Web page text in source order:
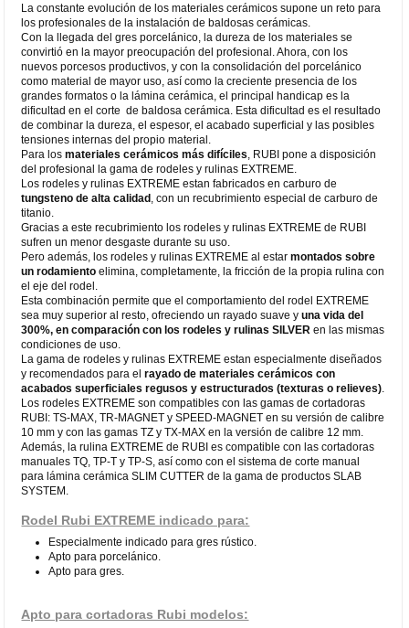
La constante evolución de los materiales cerámicos supone un reto para
los profesionales de la instalación de baldosas cerámicas.
Con la llegada del gres porcelánico, la dureza de los materiales se
convirtió en la mayor preocupación del profesional. Ahora, con los
nuevos porcesos productivos, y con la consolidación del porcelánico
como material de mayor uso, así como la creciente presencia de los
grandes formatos o la lámina cerámica, el principal handicap es la
dificultad en el corte de baldosa cerámica. Esta dificultad es el resultado
de combinar la dureza, el espesor, el acabado superficial y las posibles
tensiones internas del propio material.
Para losmateriales cerámicos más difíciles , RUBI pone a disposición
del profesional la gama de rodeles y rulinas EXTREME.
Los rodeles y rulinas EXTREME estan fabricados en carburo de
tungsteno de alta calidad , con un recubrimiento especial de carburo de
titanio.
Gracias a este recubrimiento los rodeles y rulinas EXTREME de RUBI
sufren un menor desgaste durante su uso.
Pero además, los rodeles y rulinas EXTREME al estarmontados sobre
un rodamiento elimina, completamente, la fricción de la propia rulina con
el eje del rodel.
Esta combinación permite que el comportamiento del rodel EXTREME
sea muy superior al resto, ofreciendo un rayado suave yuna vida del
300%, en comparación con los rodeles y rulinas SILVER en las mismas
condiciones de uso.
La gama de rodeles y rulinas EXTREME estan especialmente diseñados
y recomendados para elrayado de materiales cerámicos con
acabados superficiales regusos y estructurados (texturas o relieves)
Los rodeles EXTREME son compatibles con las gamas de cortadoras
RUBI: TS-MAX, TR-MAGNET y SPEED-MAGNET en su versión de calibre
10 mm y con las gamas TZ y TX-MAX en la versión de calibre 12 mm.
Además, la rulina EXTREME de RUBI es compatible con las cortadoras
manuales TQ, TP-T y TP-S, así como con el sistema de corte manual
para lámina cerámica SLIM CUTTER de la gama de productos SLAB
SYSTEM.
Rodel Rubi EXTREME indicado para:
Especialmente indicado para gres rústico.
Apto para porcelánico.
Apto para gres.
Apto para cortadoras Rubi modelos: